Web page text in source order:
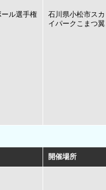
ル選手権
石川県小松市スカ
イパークこまつ翼
開催場所